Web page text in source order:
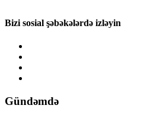
Bizi sosial şəbəkələrdə izləyin
Gündəmdə